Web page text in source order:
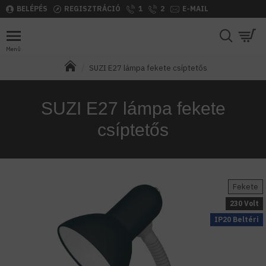
BELÉPÉS REGISZTRÁCIÓ 1 2 E-MAIL
SUZI E27 lámpa fekete csíptetős
SUZI E27 lámpa fekete
csíptetős
IP20 Beltéri
Fekete
230 Volt